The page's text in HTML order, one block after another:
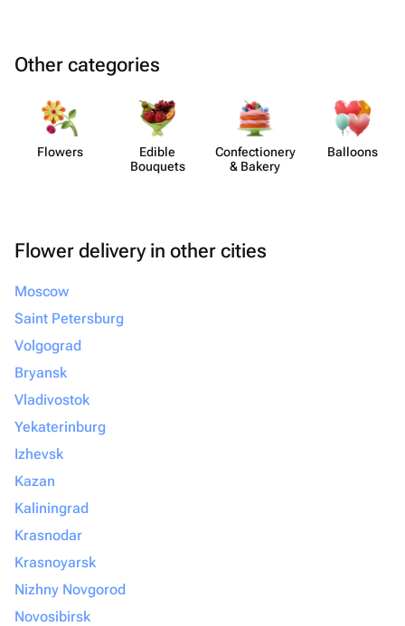
Other categories
Flowers
Edible
Bouquets
Confect​ionery
& Bakery
Balloons
Flower delivery in other cities
Moscow
Saint Petersburg
Volgograd
Bryansk
Vladivostok
Yekaterinburg
Izhevsk
Kazan
Kaliningrad
Krasnodar
Krasnoyarsk
Nizhny Novgorod
Novosibirsk